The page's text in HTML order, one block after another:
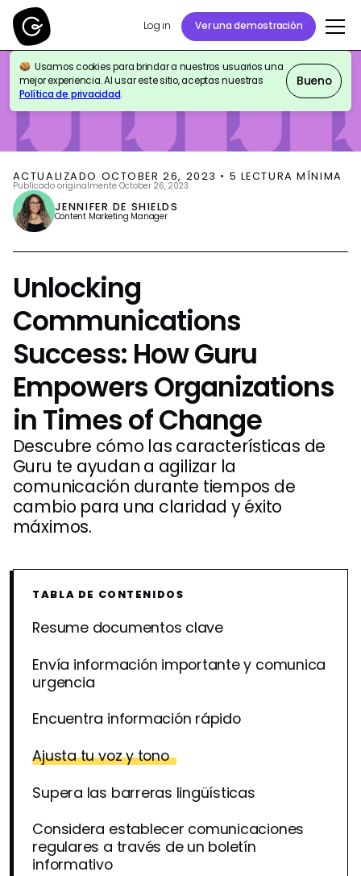
Log in Ver una demostración
Usamos cookies para brindar a nuestros usuarios una
mejor experiencia. Al usar este sitio, aceptas nuestras
Política de privacidad.
Bueno
BLOG INTERNAL COMMS
ACTUALIZADO OCTOBER 26, 2023 • 5 LECTURA MÍNIMA
Publicado originalmente October 26, 2023
JENNIFER DE SHIELDS
Content Marketing Manager
Unlocking
Communications
Success: How Guru
Empowers Organizations
in Times of Change
Descubre cómo las características de
Guru te ayudan a agilizar la
comunicación durante tiempos de
cambio para una claridad y éxito
máximos.
TABLA DE CONTENIDOS
Resume documentos clave
Envía información importante y comunica
urgencia
Encuentra información rápido
Ajusta tu voz y tono
Supera las barreras lingüísticas
Considera establecer comunicaciones
regulares a través de un boletín
informativo